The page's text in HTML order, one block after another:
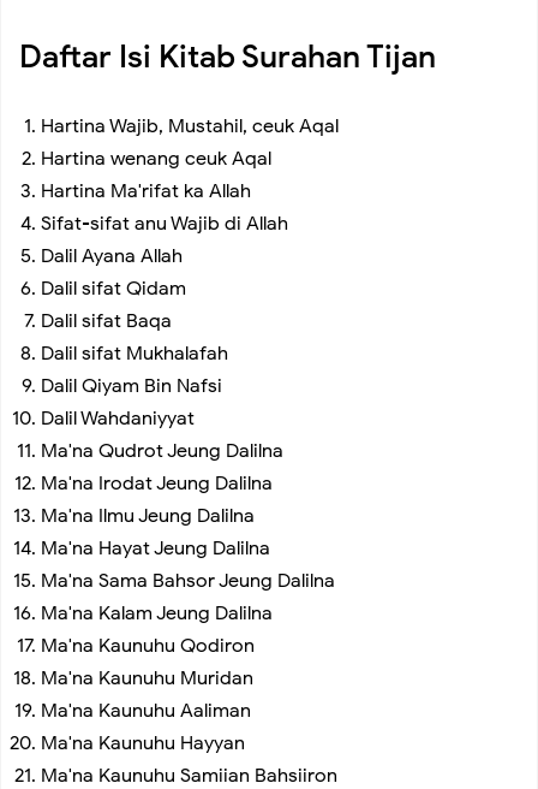
Beginner’s Guide Cycling Clothing in Styles
Bermain Ayunan
Daftar Isi Kitab Surahan Tijan
Hartina Wajib, Mustahil, ceuk Aqal
Hartina wenang ceuk Aqal
Hartina Ma'rifat ka Allah
Sifat-sifat anu Wajib di Allah
Dalil Ayana Allah
Dalil sifat Qidam
Dalil sifat Baqa
Dalil sifat Mukhalafah
Dalil Qiyam Bin Nafsi
Dalil Wahdaniyyat
Ma'na Qudrot Jeung Dalilna
Ma'na Irodat Jeung Dalilna
Ma'na Ilmu Jeung Dalilna
Ma'na Hayat Jeung Dalilna
Ma'na Sama Bahsor Jeung Dalilna
Ma'na Kalam Jeung Dalilna
Ma'na Kaunuhu Qodiron
Ma'na Kaunuhu Muridan
Ma'na Kaunuhu Aaliman
Ma'na Kaunuhu Hayyan
Ma'na Kaunuhu Samiian Bahsiiron